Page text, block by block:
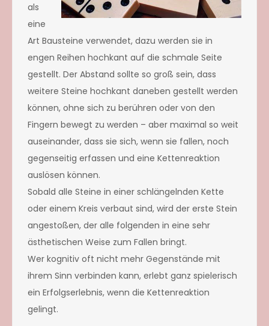
als
eine
Art Bausteine verwendet, dazu werden sie in
engen Reihen hochkant auf die schmale Seite
gestellt. Der Abstand sollte so groß sein, dass
weitere Steine hochkant daneben gestellt werden
können, ohne sich zu berühren oder von den
Fingern bewegt zu werden – aber maximal so weit
auseinander, dass sie sich, wenn sie fallen, noch
gegenseitig erfassen und eine Kettenreaktion
auslösen können.
Sobald alle Steine in einer schlängelnden Kette
oder einem Kreis verbaut sind, wird der erste Stein
angestoßen, der alle folgenden in eine sehr
ästhetischen Weise zum Fallen bringt.
Wer kognitiv oft nicht mehr Gegenstände mit
ihrem Sinn verbinden kann, erlebt ganz spielerisch
ein Erfolgserlebnis, wenn die Kettenreaktion
gelingt.